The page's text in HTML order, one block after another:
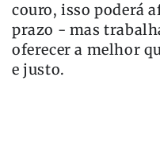
couro, isso poderá
prazo - mas
oferecer a melhor
e justo.